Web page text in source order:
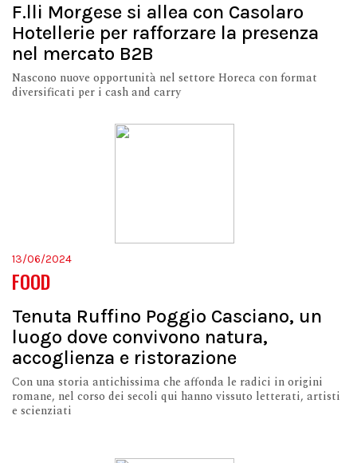
F.lli Morgese si allea con Casolaro
Hotellerie per rafforzare la presenza
nel mercato B2B
Nascono nuove opportunità nel settore Horeca con format
diversificati per i cash and carry
13/06/2024
FOOD
Tenuta Ruffino Poggio Casciano, un
luogo dove convivono natura,
accoglienza e ristorazione
Con una storia antichissima che affonda le radici in origini
romane, nel corso dei secoli qui hanno vissuto letterati, artisti
e scienziati